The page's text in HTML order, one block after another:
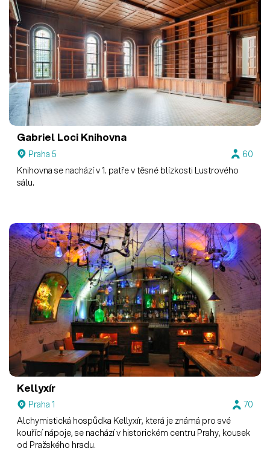
Gabriel Loci Knihovna
Praha 5
60
Knihovna se nachází v 1. patře v těsné blízkosti Lustrového
sálu.
Kellyxír
Praha 1
70
Alchymistická hospůdka Kellyxír, která je známá pro své
kouřící nápoje, se nachází v historickém centru Prahy, kousek
od Pražského hradu.